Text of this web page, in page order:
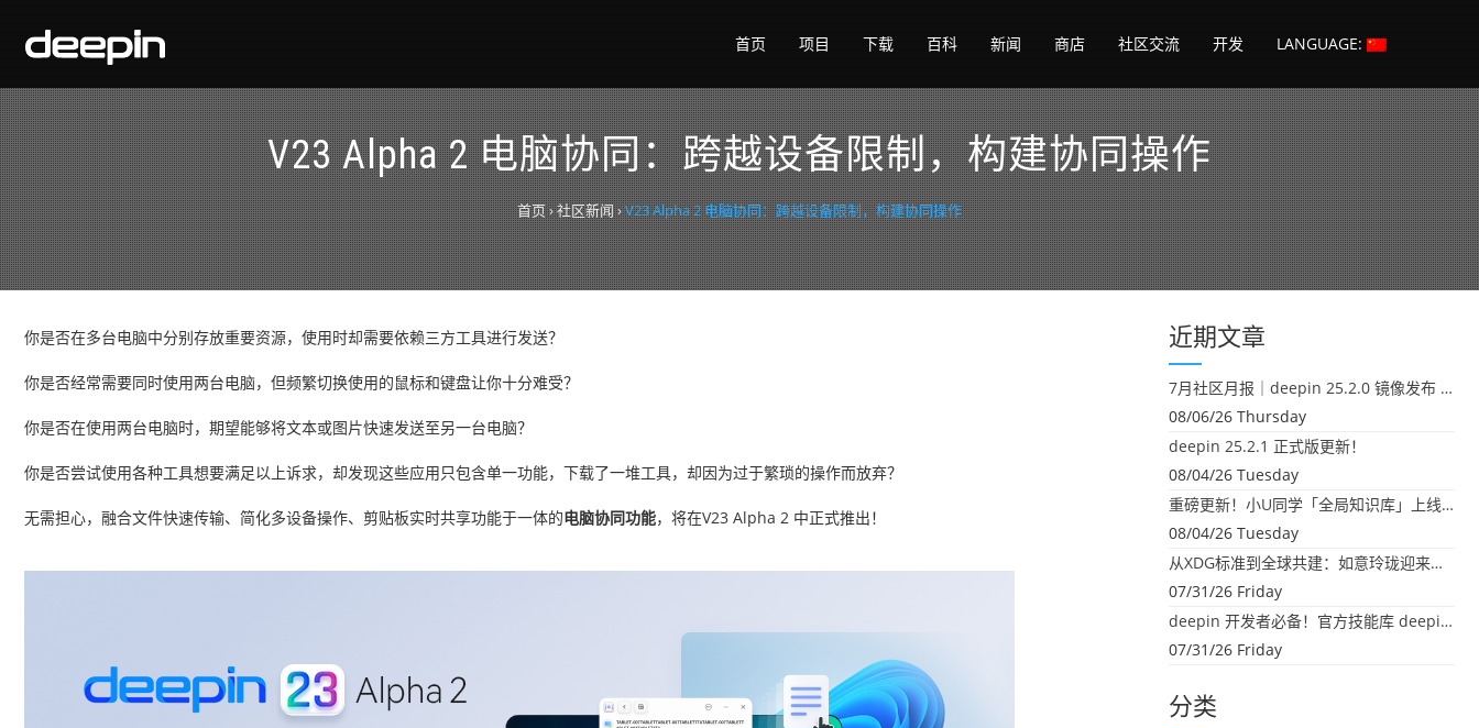
首页 项目 下载 百科 新闻 商店 社区交流 开发 LANGUAGE:
V23 Alpha 2 电脑协同：跨越设备限制，构建协同操作
首页 ›社区新闻 ›V23 Alpha 2 电脑协同：跨越设备限制，构建协同操作
你是否在多台电脑中分别存放重要资源，使用时却需要依赖三方工具进行发送？
你是否经常需要同时使用两台电脑，但频繁切换使用的鼠标和键盘让你十分难受？
你是否在使用两台电脑时，期望能够将文本或图片快速发送至另一台电脑？
你是否尝试使用各种工具想要满足以上诉求，却发现这些应用只包含单一功能，下载了一堆工具，却因为过于繁琐的操作而放弃？
无需担心，融合文件快速传输、简化多设备操作、剪贴板实时共享功能于一体的电脑协同功能，将在V23 Alpha 2 中正式推出！
近期文章
7月社区月报｜deepin 25.2.0 镜像发布 & 小U同学定时任务上线
08/06/26 Thursday
deepin 25.2.1 正式版更新！
08/04/26 Tuesday
重磅更新！小U同学「全局知识库」上线：你的本地文件，终于"活"起来了
08/04/26 Tuesday
从XDG标准到全球共建：如意玲珑迎来首个海外开源贡献
07/31/26 Friday
deepin 开发者必备！官方技能库 deepin-skills 正式开源
07/31/26 Friday
分类